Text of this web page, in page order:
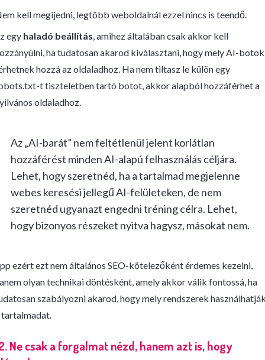
kell megijedni, legtöbb weboldalnál ezzel nincs is teendő.
egy haladó beállítás, amihez általában csak akkor kell
ha tudatosan akarod kiválasztani, hogy mely AI-botok
hozzá az oldaladhoz. Ha nem tiltasz le külön egy
t tiszteletben tartó botot, akkor alapból hozzáférhet a
oldaladhoz.
Az „AI-barát” nem feltétlenül jelent korlátlan
hozzáférést minden AI-alapú felhasználás céljára.
Lehet, hogy szeretnéd, ha a tartalmad megjelenne
webes keresési jellegű AI-felületeken, de nem
szeretnéd ugyanazt engedni tréning célra. Lehet,
hogy bizonyos részeket nyitva hagysz, másokat nem.
ezért ezt nem általános SEO-kötelezőként érdemes kezelni,
olyan technikai döntésként, amely akkor válik fontossá, ha
szabályozni akarod, hogy mely rendszerek
tartalmadat.
Ne csak a forgalmat nézd, hanem azt is, hogy